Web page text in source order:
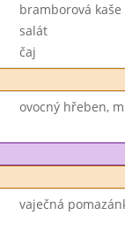
bramborová kaše
salát
čaj
ovocný hřeben,
vaječná